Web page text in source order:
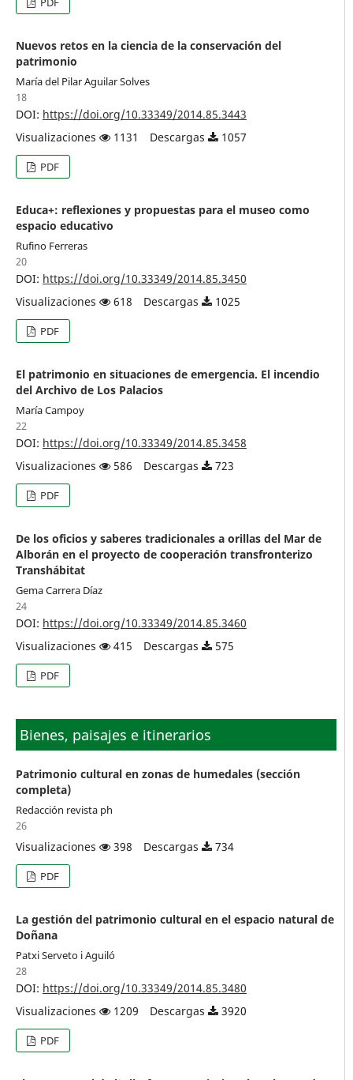
Nuevos retos en la ciencia de la conservación del
patrimonio
María del Pilar Aguilar Solves
18
DOI: https://doi.org/10.33349/2014.85.3443
Visualizaciones
1131 Descargas 1057
PDF
Educa+: reflexiones y propuestas para el museo como
espacio educativo
Rufino Ferreras
20
DOI: https://doi.org/10.33349/2014.85.3450
Visualizaciones
618 Descargas 1025
PDF
El patrimonio en situaciones de emergencia. El incendio
del Archivo de Los Palacios
María Campoy
22
DOI: https://doi.org/10.33349/2014.85.3458
Visualizaciones
586 Descargas 723
PDF
De los oficios y saberes tradicionales a orillas del Mar de
Alborán en el proyecto de cooperación transfronterizo
Transhábitat
Gema Carrera Díaz
24
DOI: https://doi.org/10.33349/2014.85.3460
Visualizaciones
415 Descargas 575
PDF
Bienes, paisajes e itinerarios
Patrimonio cultural en zonas de humedales (sección
completa)
Redacción revista ph
26
Visualizaciones 398 Descargas 734
PDF
La gestión del patrimonio cultural en el espacio natural de
Doñana
Patxi Serveto i Aguiló
28
DOI: https://doi.org/10.33349/2014.85.3480
Visualizaciones
1209 Descargas 3920
PDF